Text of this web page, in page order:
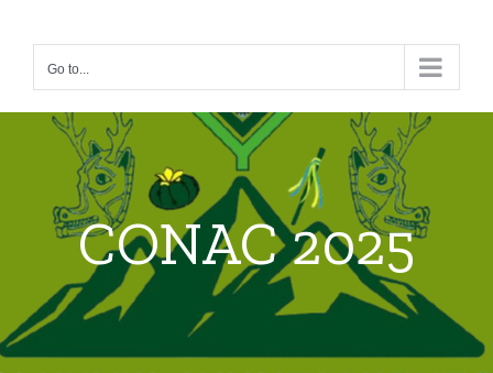
contentGo to...
CONAC 2025